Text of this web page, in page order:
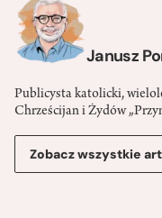
Janusz
Publicysta katolicki,
Chrześcijan i Żydów
Zobacz wszystkie